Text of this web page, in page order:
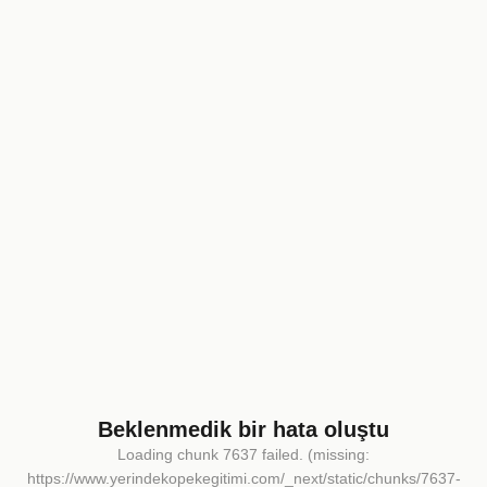
Beklenmedik bir hata oluştu
Loading chunk 7637 failed. (missing:
https://www.yerindekopekegitimi.com/_next/static/chunks/7637-